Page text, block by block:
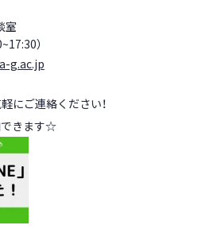
室
）
g.ac.jp
にご連絡ください！
できます☆